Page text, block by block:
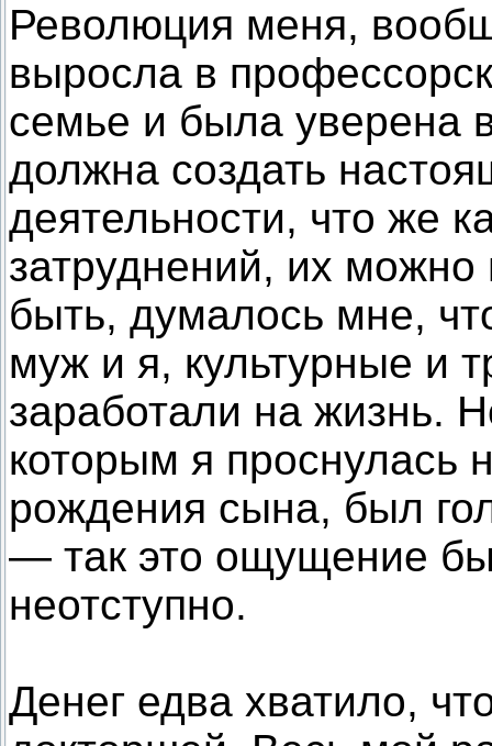
Революция меня,
выросла в
семье и была уверена
должна создать
деятельности, что же
затруднений, их
быть, думалось мне,
муж и я, культурные и
заработали на жизнь.
которым я проснулась
рождения сына, был
— так это ощущение
неотступно.
Денег едва хватило,